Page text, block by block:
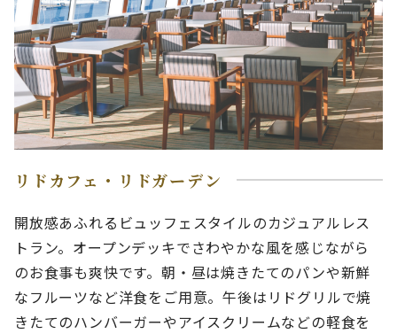
リドカフェ・リドガーデン
開放感あふれるビュッフェスタイルのカジュアルレス
トラン。オープンデッキでさわやかな風を感じながら
のお食事も爽快です。朝・昼は焼きたてのパンや新鮮
なフルーツなど洋食をご用意。午後はリドグリルで焼
きたてのハンバーガーやアイスクリームなどの軽食を